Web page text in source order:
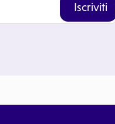
Iscriviti